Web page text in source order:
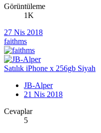
Görüntüleme
1K
27 Nis 2018
faithms
Satılık iPhone x 256gb Siyah
JB-Alper
21 Nis 2018
Cevaplar
5